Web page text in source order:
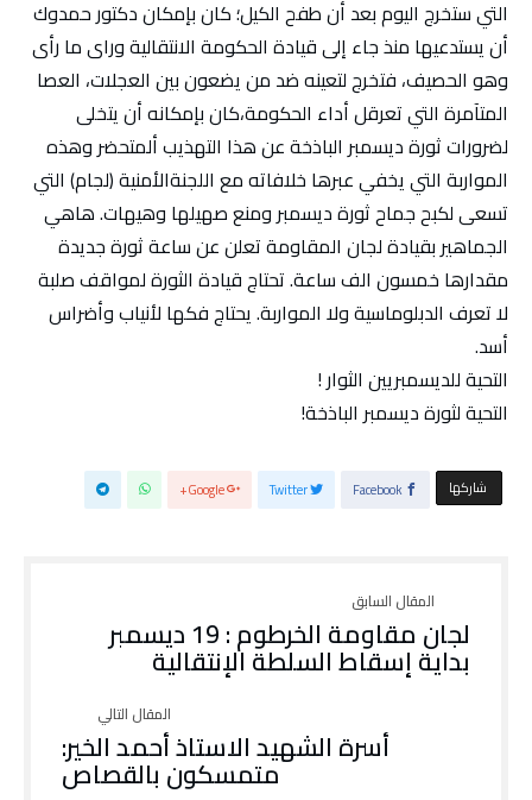
التي ستخرج اليوم بعد أن طفح الكيل؛ كان بإمكان دكتور حمدوك
أن يستدعيها منذ جاء إلى قيادة الحكومة الانتقالية وراى ما رأى
وهو الحصيف، فتخرج لتعينه ضد من يضعون بين العجلات، العصا
المتآمرة التي تعرقل أداء الحكومة،كان بإمكانه أن يتخلى
لضرورات ثورة ديسمبر الباذخة عن هذا التهذيب ألمتحضر وهذه
المواربة التي يخفي عبرها خلافاته مع اللجنةالأمنية (لجام) التي
تسعى لكبح جماح ثورة ديسمبر ومنع صهيلها وهيهات. هاهي
الجماهير بقيادة لجان المقاومة تعلن عن ساعة ثورة جديدة
مقدارها خمسون الف ساعة. تحتاج قيادة الثورة لمواقف صلبة
لا تعرف الدبلوماسية ولا المواربة. يحتاج فكها لأنياب وأضراس
أسد.
التحية للديسمبريين الثوار !
التحية لثورة ديسمبر الباذخة!
‫‫ شاركها‬ Facebook
Twitter
Google+
لجان مقاومة الخرطوم : 19 ديسمبر
بداية إسقاط السلطة الإنتقالية
أسرة الشهيد الاستاذ أحمد الخير:
متمسكون بالقصاص